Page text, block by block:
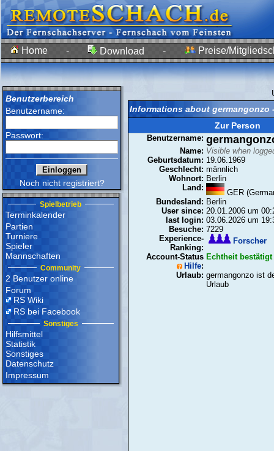
Home - Download - Preise/
Benutzerbereich
Benutzername:
Passwort:
Noch nicht registriert?
Spielbetrieb
Terminkalender
Partien
Turniere
Spieler
Mannschaften
Community
2 Benutzer online
Forum
RS Wiki
RS bei Facebook
Sonstiges
Hilfsmittel
Statistik
Sonstiges
Datenschutz
Impressum
Informations about germangonzo
Zur Person
Benutzername:
Name: Visible when
Geburtsdatum: 19.06.1969
Geschlecht: männlich
Wohnort: Berlin
Land:
GER
Bundesland: Berlin
User since: 20.01.2006 um
last login: 03.06.2026 um
Besuche: 7229
Experience-
Ranking:
Forscher
Account-Status
Hilfe:
Echtheit bestätigt
Urlaub: germangonzo ist
Urlaub